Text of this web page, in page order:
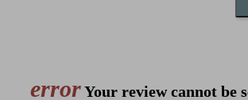
errorYour review cannot be